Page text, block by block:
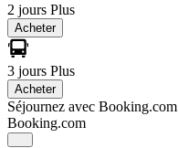
2 jours Plus
Acheter
3 jours Plus
Acheter
Séjournez avec Booking.com
Booking.com